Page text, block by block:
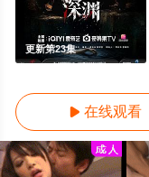
更新第23集
 在线观看